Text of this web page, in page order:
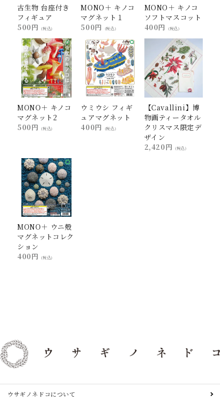
古生物 台座付き
フィギュア
500円
(税込)
MONO＋ キノコ
マグネット１
500円
(税込)
MONO＋ キノコ
ソフトマスコット
400円
(税込)
MONO＋ キノコ
マグネット2
500円
(税込)
ウミウシ フィギ
ュアマグネット
400円
(税込)
【Cavallini】博
物画ティータオル
クリスマス限定デ
ザイン
2,420円
(税込)
MONO＋ ウニ殻
マグネットコレク
ション
400円
(税込)
ウサギノネドコについて